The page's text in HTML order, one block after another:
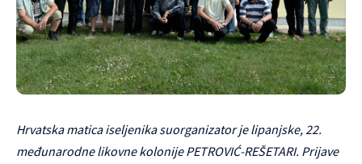
Hrvatska matica iseljenika suorganizator je lipanjske, 22.
međunarodne likovne kolonije PETROVIĆ-REŠETARI. Prijave